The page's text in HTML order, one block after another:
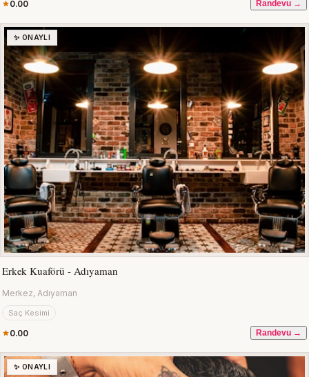
0.00 Randevu →
✨ ONAYLI
Erkek Kuaförü - Adıyaman
Merkez, Adıyaman
Saç Kesimi
0.00 Randevu →
✨ ONAYLI